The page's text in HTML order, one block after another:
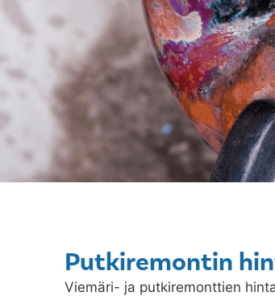
Putkiremontin
Viemäri- ja putkiremonttien